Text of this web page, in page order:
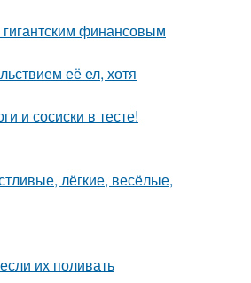
финансовым
её ел, хотя
и сосиски в тесте!
лёгкие, весёлые,
их поливать